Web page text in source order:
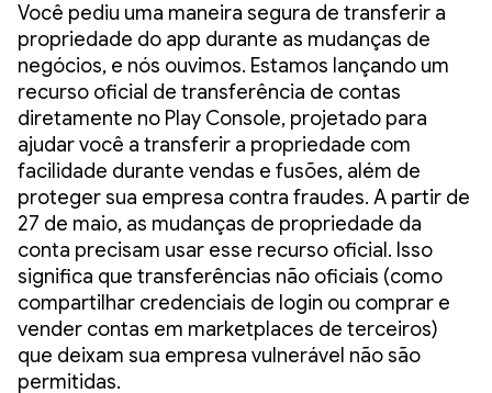
Você pediu uma maneira segura de transferir a
propriedade do app durante as mudanças de
negócios, e nós ouvimos. Estamos lançando um
recurso oficial de transferência de contas
diretamente no Play Console, projetado para
ajudar você a transferir a propriedade com
facilidade durante vendas e fusões, além de
proteger sua empresa contra fraudes. A partir de
27 de maio, as mudanças de propriedade da
conta precisam usar esse recurso oficial. Isso
significa que transferências não oficiais (como
compartilhar credenciais de login ou comprar e
vender contas em marketplaces de terceiros)
que deixam sua empresa vulnerável não são
permitidas.